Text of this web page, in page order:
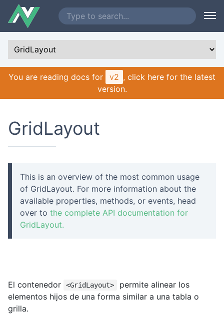
You are reading docs for v2 , click here for the latest
version.
GridLayout
This is an overview of the most common usage
of GridLayout. For more information about the
available properties, methods, or events, head
over to the complete API documentation for
GridLayout.
El contenedor <GridLayout>
permite alinear los
elementos hijos de una forma similar a una tabla o
grilla.